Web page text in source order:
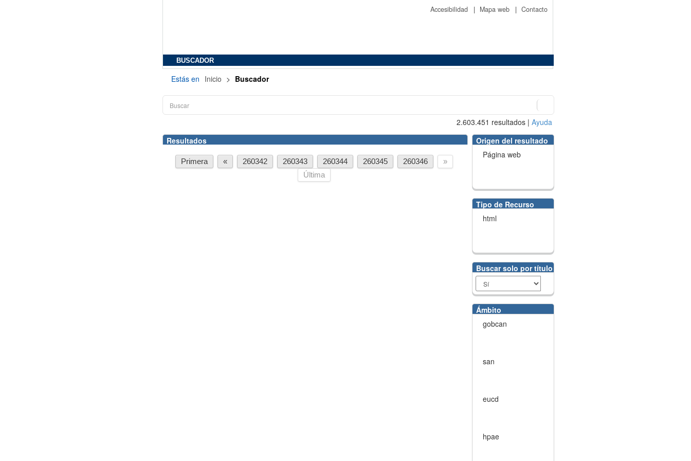
Accesibilidad | Mapa web | Contacto
BUSCADOR
Estás en Inicio > Buscador
2.603.451 resultados | Ayuda
Resultados
Primera « 260342 260343 260344 260345 260346
»
Última
Origen del resultado
Página web
Tipo de Recurso
html
Buscar solo por título
Ámbito
gobcan
san
eucd
hpae